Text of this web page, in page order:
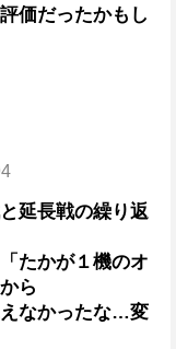
価だったかもし
延長戦の繰り返
たかが１機のオ
ら
なかったな…変